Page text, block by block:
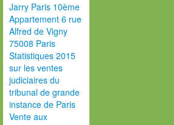
Jarry Paris 10ème
Appartement 6 rue
Alfred de Vigny
75008 Paris
Statistiques 2015
sur les ventes
judiciaires du
tribunal de grande
instance de Paris
Vente aux